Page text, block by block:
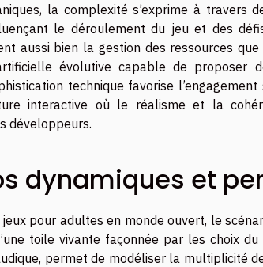
la complexité s’exprime à travers
le déroulement du jeu et des
aussi bien la gestion des ressources
évolutive capable de proposer
technique favorise
interactive où le réalisme et la
développeurs.
dynamiques et
jeux pour adultes en monde ouvert, le
toile vivante façonnée par les choix
permet de modéliser la multiplicité